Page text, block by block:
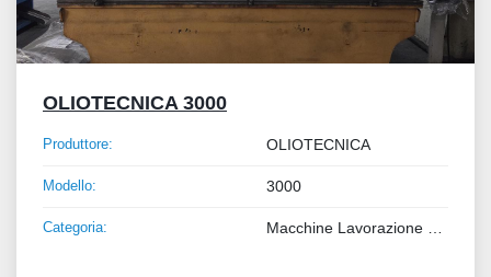
OLIOTECNICA 3000
Produttore: OLIOTECNICA
Modello: 3000
Categoria: